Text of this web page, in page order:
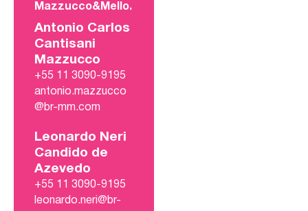
Mazzucco&Mello.
Antonio Carlos
Cantisani
Mazzucco
+55 11 3090-9195
antonio.mazzucco
@br-mm.com
Leonardo Neri
Candido de
Azevedo
+55 11 3090-9195
leonardo.neri@br-